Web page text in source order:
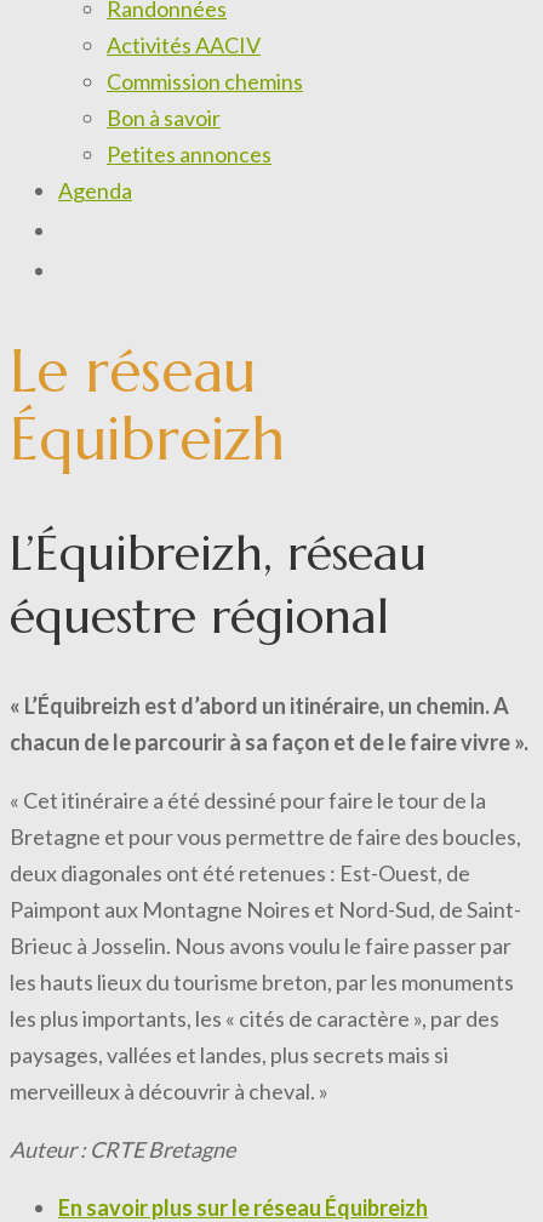
Randonnées
Activités AACIV
Commission chemins
Bon à savoir
Petites annonces
Agenda
Le réseau
Équibreizh
L’Équibreizh, réseau
équestre régional
« L’Équibreizh est d’abord un itinéraire, un chemin. A
chacun de le parcourir à sa façon et de le faire vivre ».
« Cet itinéraire a été dessiné pour faire le tour de la
Bretagne et pour vous permettre de faire des boucles,
deux diagonales ont été retenues : Est-Ouest, de
Paimpont aux Montagne Noires et Nord-Sud, de Saint-
Brieuc à Josselin. Nous avons voulu le faire passer par
les hauts lieux du tourisme breton, par les monuments
les plus importants, les « cités de caractère », par des
paysages, vallées et landes, plus secrets mais si
merveilleux à découvrir à cheval. »
Auteur : CRTE Bretagne
En savoir plus sur le réseau Équibreizh